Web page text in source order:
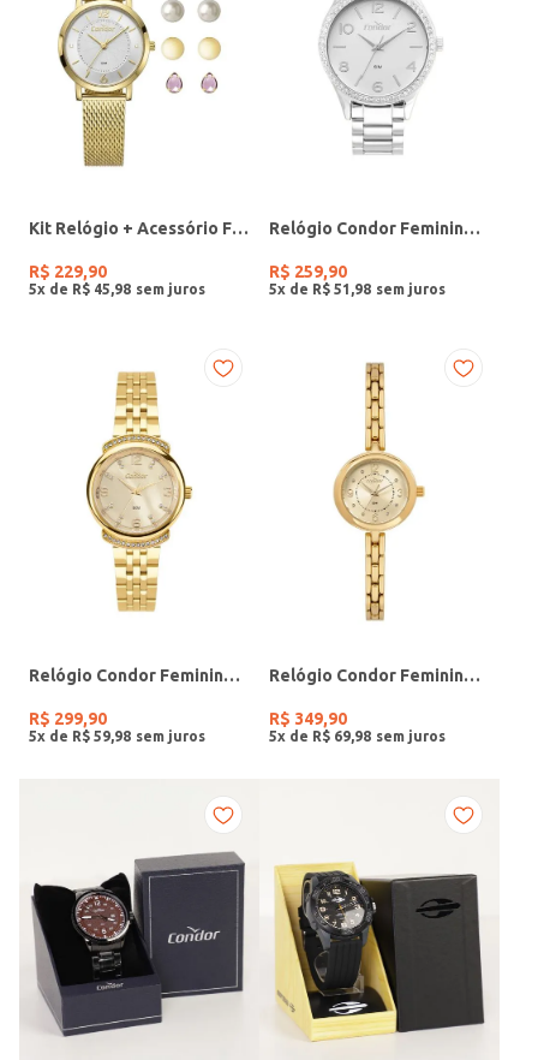
Kit Relógio + Acessório Feminino DOURADO
R$ 229,90
5x de R$ 45 98
Relógio Condor Feminino PRATA
R$ 259,90
5x de R$ 51 98
Relógio Condor Feminino DOURADO
R$ 299,90
5x de R$ 59 98
Relógio Condor Feminino DOURADO
R$ 349,90
5x de R$ 69 98